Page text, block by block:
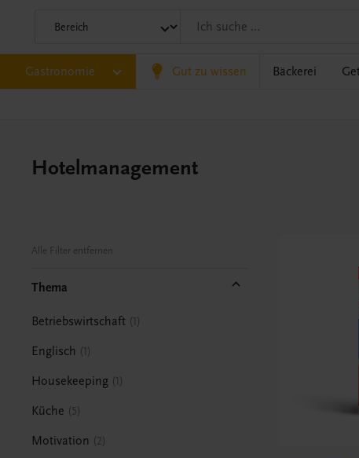
Gastronomie Gut zu wissen Bäckerei
Hotelmanagement
Alle Filter entfernen
Thema
Betriebswirtschaft 1
Englisch 1
Housekeeping 1
Küche 5
Motivation 2